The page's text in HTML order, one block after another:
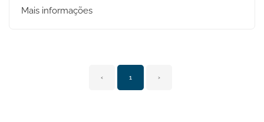
Mais informações
‹ 1 ›